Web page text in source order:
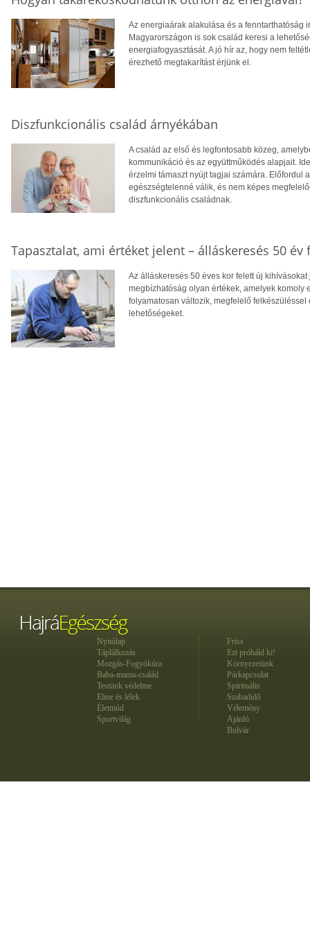
Az energiaárak alakulása és a fenntarthatóság
Magyarországon is sok család keresi a
energiafogyasztását. A jó hír az, hogy nem
érezhető megtakarítást érjünk el.
Diszfunkcionális család árnyékában
A család az első és legfontosabb közeg,
kommunikáció és az együttműködés alapjait.
érzelmi támaszt nyújt tagjai számára. Előfordul
egészségtelenné válik, és nem képes
diszfunkcionális családnak.
Tapasztalat, ami értéket jelent – álláskeresés 50 év
Az álláskeresés 50 éves kor felett új
megbízhatóság olyan értékek, amelyek komoly
folyamatosan változik, megfelelő
lehetőségeket.
Nyitólap
Táplálkozás
Mozgás-Fogyókúra
Baba-mama-család
Testünk védelme
Elme és lélek
Életmód
Sportvilág
Friss
Ezt próbáld ki!
Környezetünk
Párkapcsolat
Spirituális
Szabadidő
Vélemény
Ajánló
Bulvár